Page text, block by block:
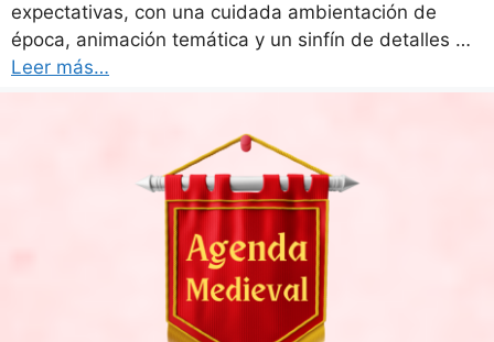
expectativas, con una cuidada ambientación de
época, animación temática y un sinfín de detalles …
Leer más…